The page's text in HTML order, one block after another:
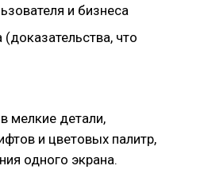
и бизнеса
что
мелкие детали,
и цветовых палитр,
одного экрана.